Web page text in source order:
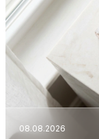
08.08.2026